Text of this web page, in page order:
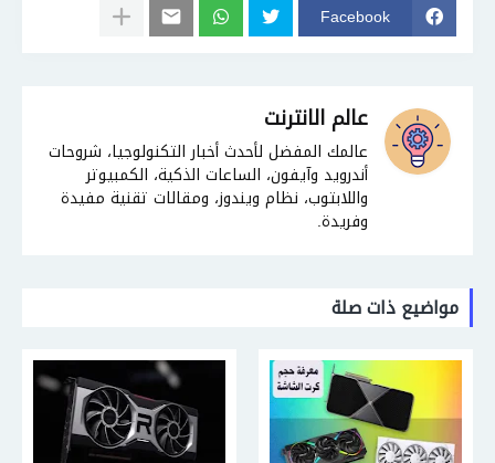
Facebook
عالم الانترنت
عالمك المفضل لأحدث أخبار التكنولوجيا، شروحات
أندرويد وآيفون، الساعات الذكية، الكمبيوتر
واللابتوب، نظام ويندوز، ومقالات تقنية مفيدة
وفريدة.
مواضيع ذات صلة